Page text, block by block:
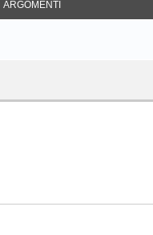
ARGOMENTI